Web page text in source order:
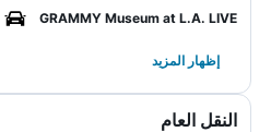
GRAMMY Museum at L.A. LIVE
إظهار المزيد
النقل العام